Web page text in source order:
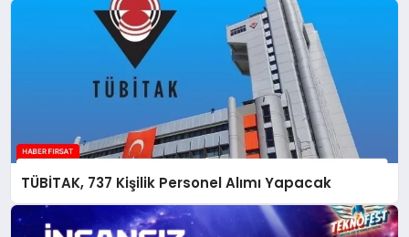
TÜBİTAK, 737 Kişilik Personel Alımı Yapacak